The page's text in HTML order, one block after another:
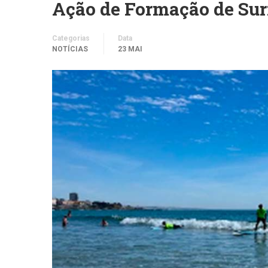
Ação de Formação de
Categorias
NOTÍCIAS
Data
23 MAI